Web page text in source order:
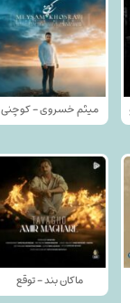
میثم خسروی - کوچنی
ماکان بند - توقع